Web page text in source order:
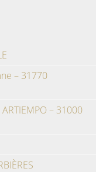
– 31770
– 31000